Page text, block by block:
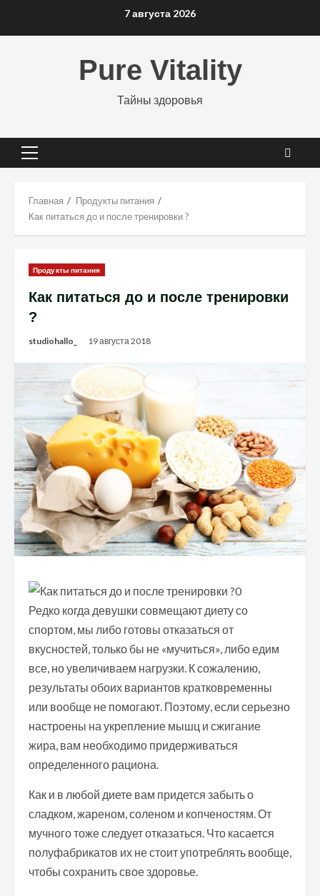
7 августа 2026
Pure Vitality
Тайны здоровья
Основное
Главная
Продукты питания
Как питаться до и после тренировки ?
Продукты питания
Как питаться до и после тренировки
?
studiohallo_ 19 августа 2018
Редко когда девушки совмещают диету со
спортом, мы либо готовы отказаться от
вкусностей, только бы не «мучиться», либо едим
все, но увеличиваем нагрузки. К сожалению,
результаты обоих вариантов кратковременны
или вообще не помогают. Поэтому, если серьезно
настроены на укрепление мышц и сжигание
жира, вам необходимо придерживаться
определенного рациона.
Как и в любой диете вам придется забыть о
сладком, жареном, соленом и копченостям. От
мучного тоже следует отказаться. Что касается
полуфабрикатов их не стоит употреблять вообще,
чтобы сохранить свое здоровье.